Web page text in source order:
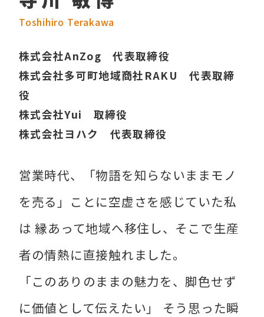
Toshihiro Terakawa
株式会社AnZog 代表取締役
株式会社多可町地域商社RAKU 代表取締
役
株式会社Yui 取締役
株式会社ヨハク 代表取締役
営業時代、「物語を知らないままモノ
を売る」ことに空虚さを感じていた私
は 縁あって地域へ移住し、そこで生産
者の情熱に直接触れました。
「このありのままの魅力を、脚色せず
に価値として伝えたい」 そう思った瞬